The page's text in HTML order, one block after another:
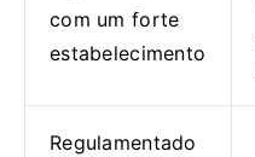
com um forte
estabelecimento
Regulamentado